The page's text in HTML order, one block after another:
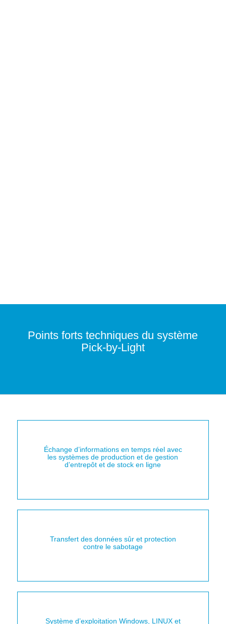
Points forts techniques du système
Pick-by-Light
Échange d’informations en temps réel avec
les systèmes de production et de gestion
d’entrepôt et de stock en ligne
Transfert des données sûr et protection
contre le sabotage
Système d’exploitation Windows, LINUX et